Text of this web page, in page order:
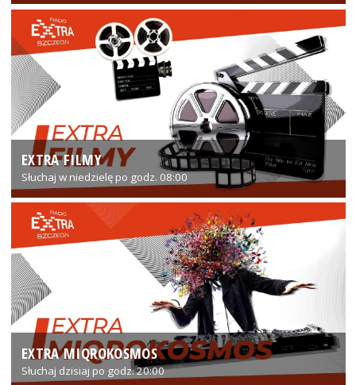
EXTRA FILMY
Słuchaj w niedzielę po godz. 08:00
EXTRA MIQROKOSMOS
Słuchaj dzisiaj po godz. 20:00